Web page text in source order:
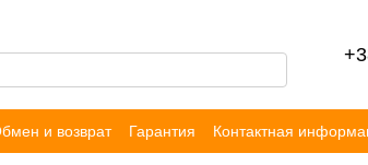
и возврат Гарантия
Контактная
Договор публичной оферты Блог Отзывы